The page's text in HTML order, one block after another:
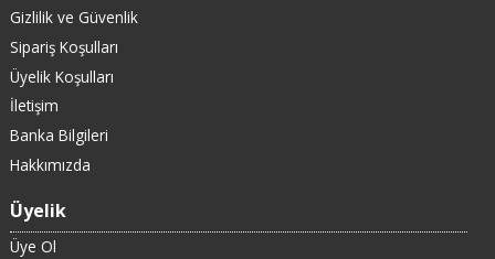
Gizlilik ve Güvenlik
Sipariş Koşulları
Üyelik Koşulları
İletişim
Banka Bilgileri
Hakkımızda
Üyelik
Üye Ol